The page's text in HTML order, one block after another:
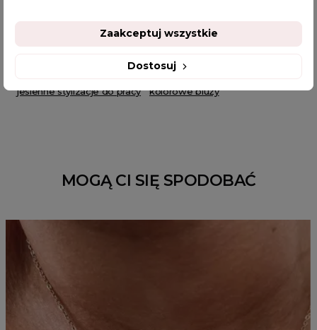
sweter z kapturem
sweter z napisem
piękne swetry damskie
zielony sweterek
fajne ciuszki
fajne tanie bluzy damskie
jesienne stylizacje do pracy
kolorowe bluzy
MOGĄ CI SIĘ SPODOBAĆ
Dostosuj
Zaakceptuj wszystkie